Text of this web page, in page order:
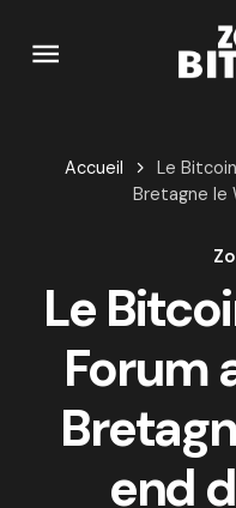
Accueil
Le
Bretagne le
Le
Forum
end